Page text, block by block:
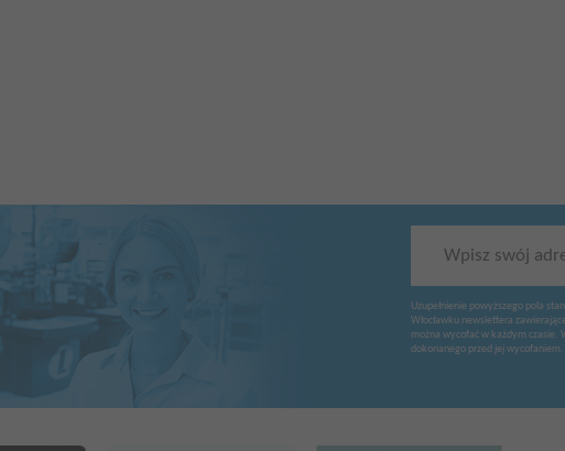
Wpisz swój
Uzupełnienie powyższego pola
Włocławku newslettera
można wycofać w każdym czasie.
dokonanego przed jej wycofaniem.